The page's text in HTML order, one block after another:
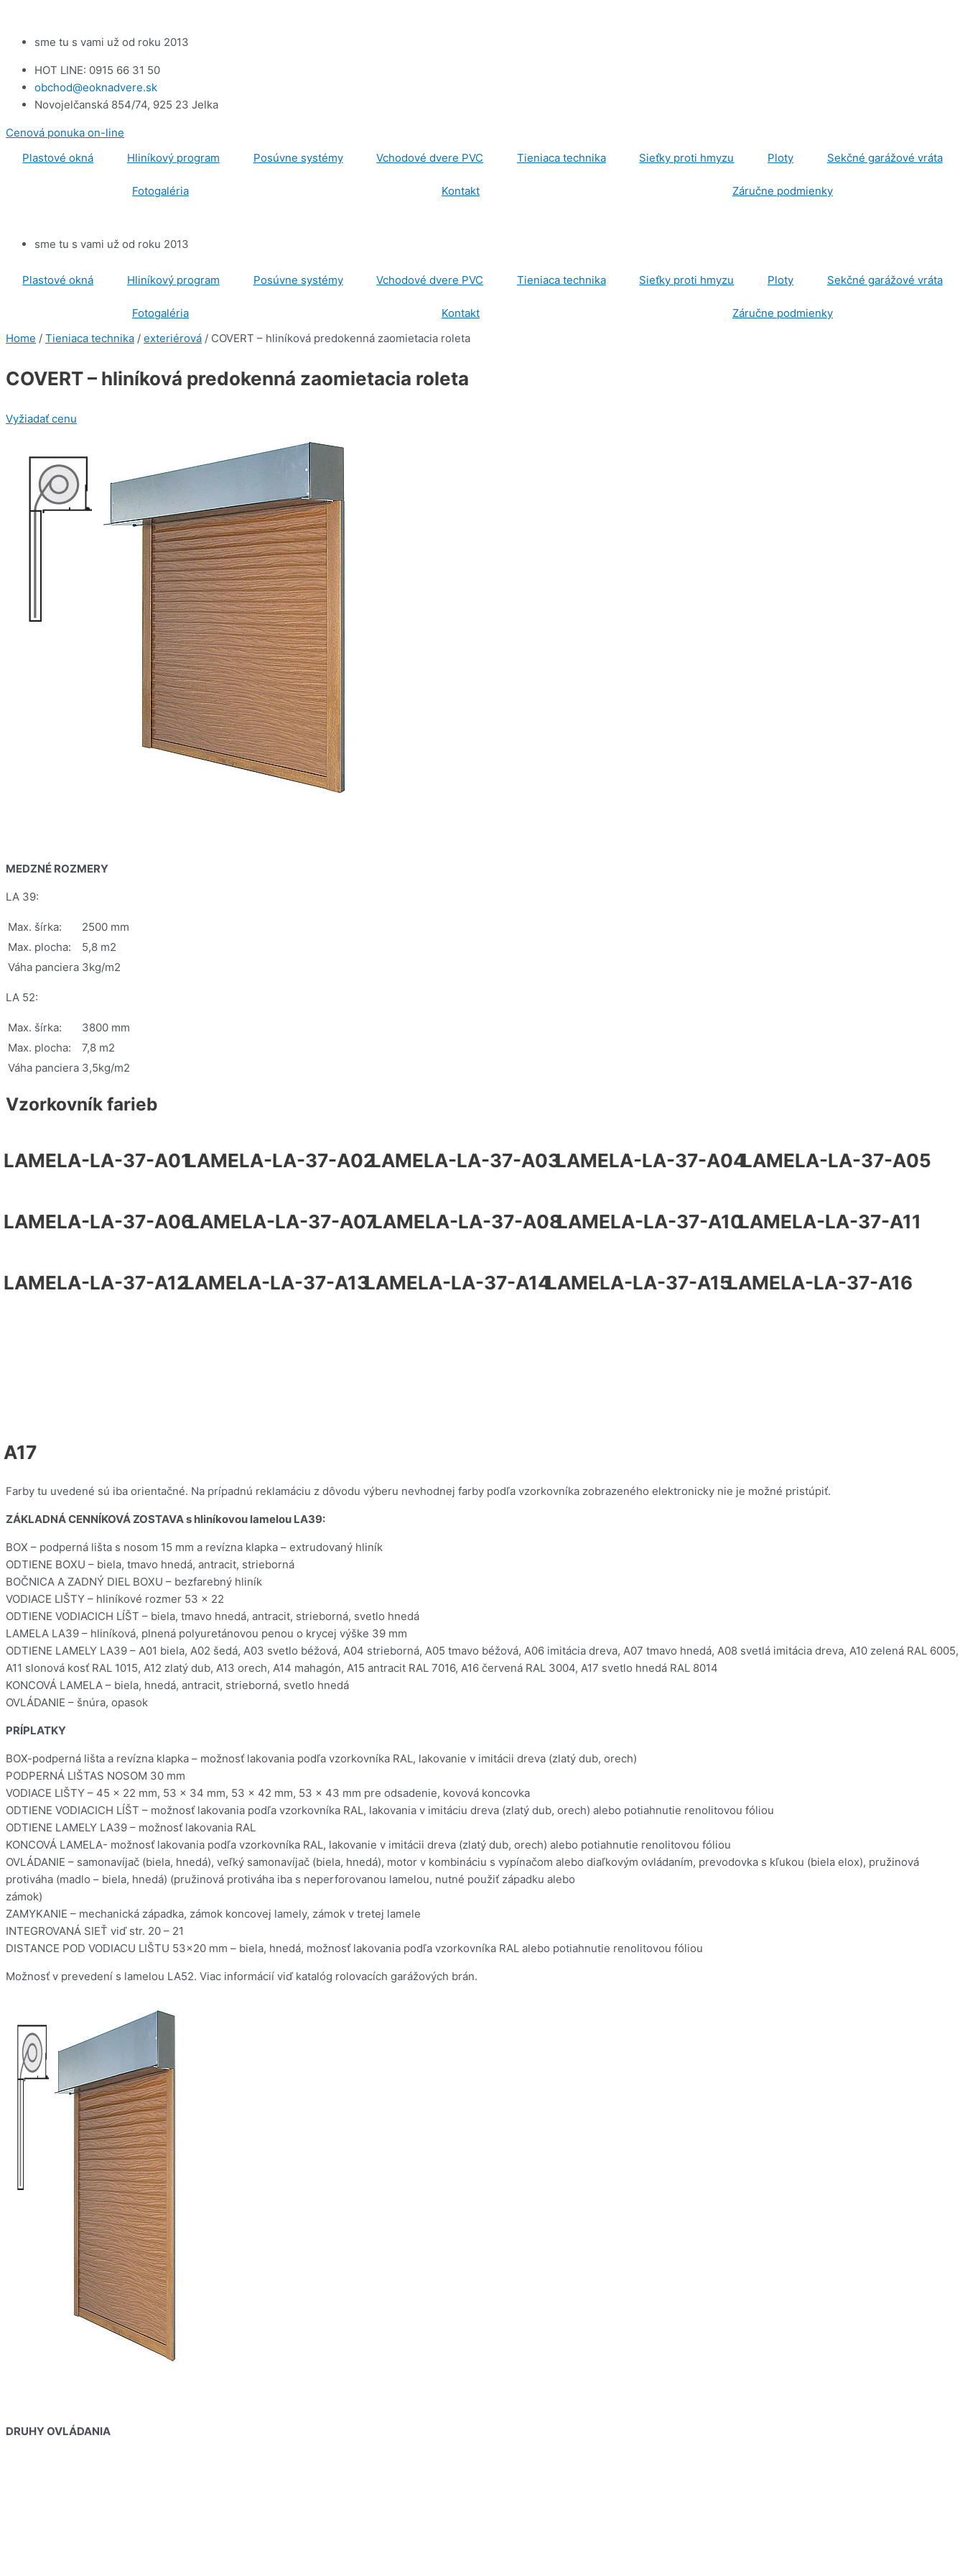
obsahsme tu s vami už od roku 2013
HOT LINE: 0915 66 31 50
obchod@eoknadvere.sk
Novojelčanská 854/74, 925 23 Jelka
Cenová ponuka on-line
Plastové okná
Hliníkový program Posúvne systémy Vchodové dvere PVC Tieniaca technika Sieťky proti hmyzu Ploty Sekčné garážové vráta
Fotogaléria Kontakt Záručne podmienky
sme tu s vami už od roku 2013
Plastové okná Hliníkový program Posúvne systémy Vchodové dvere PVC Tieniaca technika Sieťky proti hmyzu Ploty Sekčné garážové vráta
Fotogaléria Kontakt
Záručne podmienky
Home / Tieniaca technika / exteriérová / COVERT – hliníková predokenná zaomietacia roleta
COVERT – hliníková predokenná zaomietacia roleta
Vyžiadať cenu
MEDZNÉ ROZMERY
LA 39:
Max. šírka:
2500 mm
Max. plocha:
5,8 m2
Váha panciera 3kg/m2
LA 52:
Max. šírka:
3800 mm
Max. plocha:
7,8 m2
Váha panciera 3,5kg/m2
Vzorkovník farieb
LAMELA-LA-37-A01LAMELA-LA-37-A02LAMELA-LA-37-A03LAMELA-LA-37-A04LAMELA-LA-37-A05
LAMELA-LA-37-A06LAMELA-LA-37-A07LAMELA-LA-37-A08LAMELA-LA-37-A10LAMELA-LA-37-A11
LAMELA-LA-37-A12LAMELA-LA-37-A13LAMELA-LA-37-A14LAMELA-LA-37-A15LAMELA-LA-37-A16
A17
Farby tu uvedené sú iba orientačné. Na prípadnú reklamáciu z dôvodu výberu nevhodnej farby podľa vzorkovníka zobrazeného elektronicky nie je možné pristúpiť.
ZÁKLADNÁ CENNÍKOVÁ ZOSTAVA s hliníkovou lamelou LA39:
BOX – podperná lišta s nosom 15 mm a revízna klapka – extrudovaný hliník
ODTIENE BOXU – biela, tmavo hnedá, antracit, strieborná
BOČNICA A ZADNÝ DIEL BOXU – bezfarebný hliník
VODIACE LIŠTY – hliníkové rozmer 53 x 22
ODTIENE VODIACICH LÍŠT – biela, tmavo hnedá, antracit, strieborná, svetlo hnedá
LAMELA LA39 – hliníková, plnená polyuretánovou penou o krycej výške 39 mm
ODTIENE LAMELY LA39 – A01 biela, A02 šedá, A03 svetlo béžová, A04 strieborná, A05 tmavo béžová, A06 imitácia dreva, A07 tmavo hnedá, A08 svetlá imitácia dreva, A10 zelená RAL 6005,
A11 slonová kosť RAL 1015, A12 zlatý dub, A13 orech, A14 mahagón, A15 antracit RAL 7016, A16 červená RAL 3004, A17 svetlo hnedá RAL 8014
KONCOVÁ LAMELA – biela, hnedá, antracit, strieborná, svetlo hnedá
OVLÁDANIE – šnúra, opasok
PRÍPLATKY
BOX-podperná lišta a revízna klapka – možnosť lakovania podľa vzorkovníka RAL, lakovanie v imitácii dreva (zlatý dub, orech)
PODPERNÁ LIŠTAS NOSOM 30 mm
VODIACE LIŠTY – 45 x 22 mm, 53 x 34 mm, 53 x 42 mm, 53 x 43 mm pre odsadenie, kovová koncovka
ODTIENE VODIACICH LÍŠT – možnosť lakovania podľa vzorkovníka RAL, lakovania v imitáciu dreva (zlatý dub, orech) alebo potiahnutie renolitovou fóliou
ODTIENE LAMELY LA39 – možnosť lakovania RAL
KONCOVÁ LAMELA- možnosť lakovania podľa vzorkovníka RAL, lakovanie v imitácii dreva (zlatý dub, orech) alebo potiahnutie renolitovou fóliou
OVLÁDANIE – samonavíjač (biela, hnedá), veľký samonavíjač (biela, hnedá), motor v kombináciu s vypínačom alebo diaľkovým ovládaním, prevodovka s kľukou (biela elox), pružinová
protiváha (madlo – biela, hnedá) (pružinová protiváha iba s neperforovanou lamelou, nutné použiť západku alebo
zámok)
ZAMYKANIE – mechanická západka, zámok koncovej lamely, zámok v tretej lamele
INTEGROVANÁ SIEŤ viď str. 20 – 21
DISTANCE POD VODIACU LIŠTU 53×20 mm – biela, hnedá, možnosť lakovania podľa vzorkovníka RAL alebo potiahnutie renolitovou fóliou
Možnosť v prevedení s lamelou LA52. Viac informácií viď katalóg rolovacích garážových brán.
DRUHY OVLÁDANIA